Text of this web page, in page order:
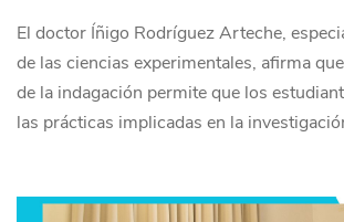
El doctor Íñigo Rodríguez Arteche,
de las ciencias experimentales, afirma
de la indagación permite que los
las prácticas implicadas en la